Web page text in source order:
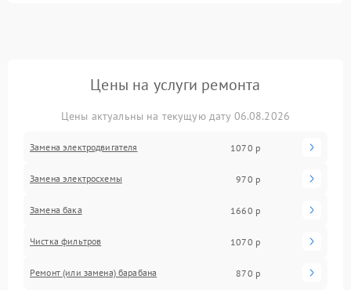
Цены на услуги ремонта
Цены актуальны на текущую дату 06.08.2026
Замена электродвигателя 1070 р
Замена электросхемы 970 р
Замена бака 1660 р
Чистка фильтров 1070 р
Ремонт (или замена) барабана 870 р